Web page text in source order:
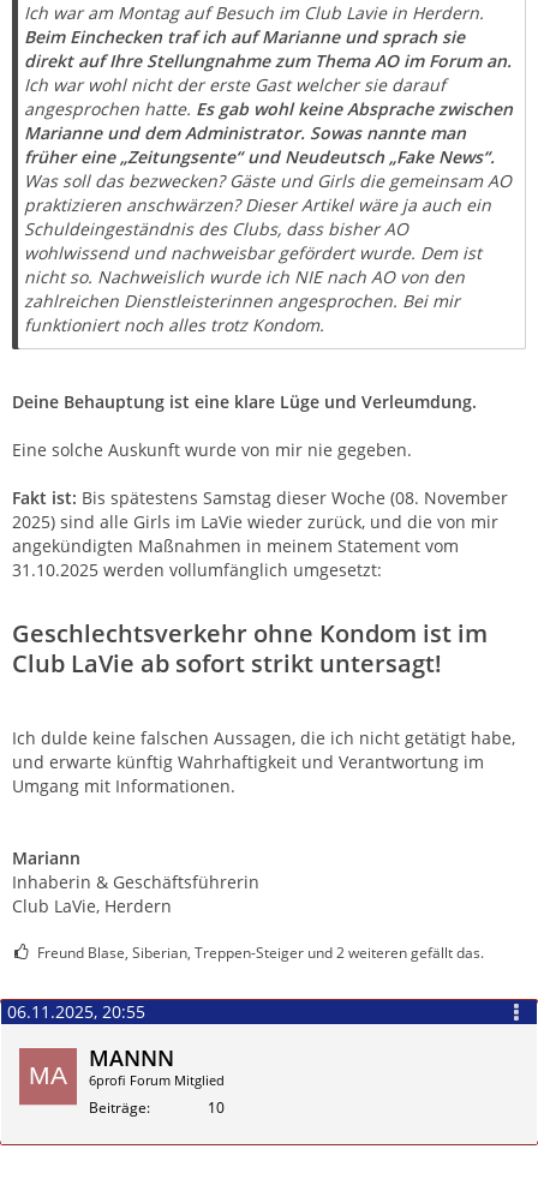
Ich war am Montag auf Besuch im Club Lavie in Herdern.
Beim Einchecken traf ich auf Marianne und sprach sie
direkt auf Ihre Stellungnahme zum Thema AO im Forum an.
Ich war wohl nicht der erste Gast welcher sie darauf
angesprochen hatte. Es gab wohl keine Absprache zwischen
Marianne und dem Administrator. Sowas nannte man
früher eine „Zeitungsente“ und Neudeutsch „Fake News“.
Was soll das bezwecken? Gäste und Girls die gemeinsam AO
praktizieren anschwärzen? Dieser Artikel wäre ja auch ein
Schuldeingeständnis des Clubs, dass bisher AO
wohlwissend und nachweisbar gefördert wurde. Dem ist
nicht so. Nachweislich wurde ich NIE nach AO von den
zahlreichen Dienstleisterinnen angesprochen. Bei mir
funktioniert noch alles trotz Kondom.
Deine Behauptung ist eine klare Lüge und Verleumdung.
Eine solche Auskunft wurde von mir nie gegeben.
Fakt ist: Bis spätestens Samstag dieser Woche (08. November
2025) sind alle Girls im LaVie wieder zurück, und die von mir
angekündigten Maßnahmen in meinem Statement vom
31.10.2025 werden vollumfänglich umgesetzt:
Geschlechtsverkehr ohne Kondom ist im
Club LaVie ab sofort strikt untersagt!
Ich dulde keine falschen Aussagen, die ich nicht getätigt habe,
und erwarte künftig Wahrhaftigkeit und Verantwortung im
Umgang mit Informationen.
Mariann
Inhaberin & Geschäftsführerin
Club LaVie, Herdern
Freund Blase, Siberian, Treppen-Steiger und 2 weiteren gefällt das.
06.11.2025, 20:55
MANNN
6profi Forum Mitglied
Beiträge 10